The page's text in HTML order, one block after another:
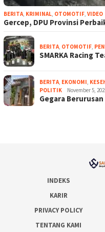
BERITA, KRIMINAL, OTOMOTIF, VIDEO
Gercep, DPU Provinsi
BERITA, OTOMOTIF,
SMARKA Racing
BERITA, EKONOMI,
POLITIK
November 5,
Gegara
INDEKS
KARIR
PRIVACY POLICY
TENTANG KAMI